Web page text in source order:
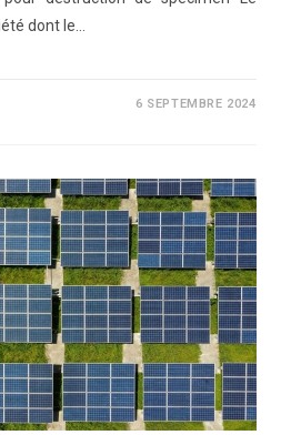
dont le…
6 SEPTEMBRE 2024